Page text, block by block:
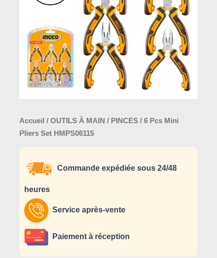
Accueil / OUTILS À MAIN / PINCES / 6 Pcs Mini
Pliers Set HMPS06115
Commande expédiée sous 24/48
heures
Service après-vente
Paiement à réception